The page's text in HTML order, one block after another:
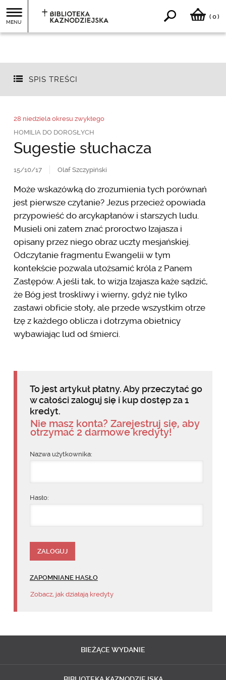
MENU
( 0)
SPIS TREŚCI
28 niedziela okresu zwykłego
HOMILIA DO DOROSŁYCH
Sugestie słuchacza
15/10/17 Olaf Szczypiński
Może wskazówką do zrozumienia tych porównań
jest pierwsze czytanie? Jezus przecież opowiada
przypowieść do arcykapłanów i starszych ludu.
Musieli oni zatem znać proroctwo Izajasza i
opisany przez niego obraz uczty mesjańskiej.
Odczytanie fragmentu Ewangelii w tym
kontekście pozwala utożsamić króla z Panem
Zastępów. A jeśli tak, to wizja Izajasza każe sądzić,
że Bóg jest troskliwy i wierny, gdyż nie tylko
zastawi obficie stoły, ale przede wszystkim otrze
łzę z każdego oblicza i dotrzyma obietnicy
wybawiając lud od śmierci.
To jest artykuł płatny. Aby przeczytać go
w całości zaloguj się i kup dostęp za 1
kredyt.
Nie masz konta? Zarejestruj się, aby
otrzymać 2 darmowe kredyty!
Nazwa użytkownika:
Hasło:
ZAPOMNIANE HASŁO
Zobacz, jak działają kredyty
BIEŻĄCE WYDANIE